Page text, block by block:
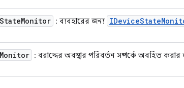
StateMonitor : ব্যবহারের জন্য IDeviceState
Monitor : বরাদ্দের অবস্থার পরিবর্তন সম্পর্কে অবহিত করার